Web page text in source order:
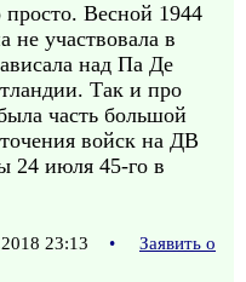
просто. Весной 1944
не участвовала в
над Па Де
Так и про
часть большой
войск на ДВ
24 июля 45-го в
23:13 •
Заявить о